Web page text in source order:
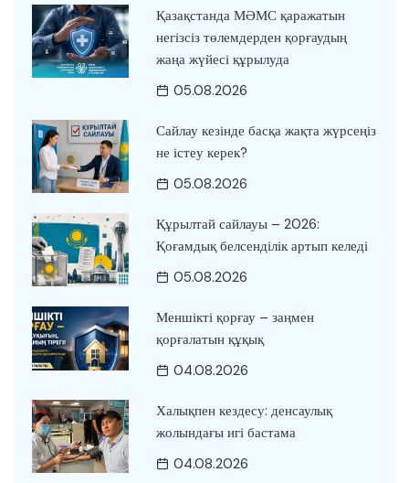
Қазақстанда МӘМС қаражатын
негізсіз төлемдерден қорғаудың
жаңа жүйесі құрылуда
05.08.2026
Сайлау кезінде басқа жақта жүрсеңіз
не істеу керек?
05.08.2026
Құрылтай сайлауы – 2026:
Қоғамдық белсенділік артып келеді
05.08.2026
Меншікті қорғау – заңмен
қорғалатын құқық
04.08.2026
Халықпен кездесу: денсаулық
жолындағы игі бастама
04.08.2026